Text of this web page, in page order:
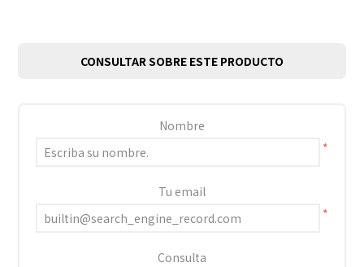
CONSULTAR SOBRE ESTE PRODUCTO
Nombre
*
Tu email
*
Consulta